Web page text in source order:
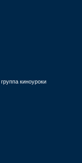
группа киноуроки